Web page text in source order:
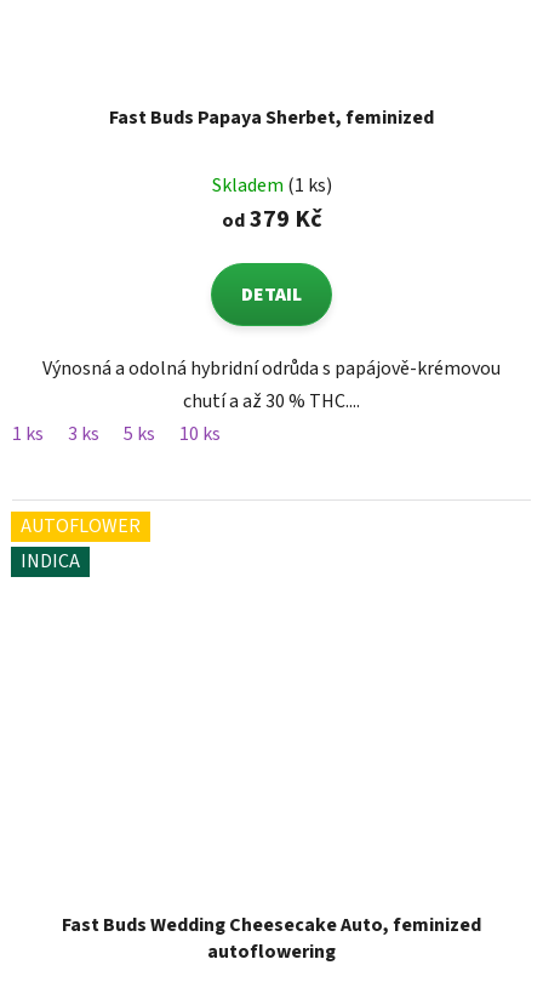
Fast Buds Papaya Sherbet, feminized
Skladem (1 ks)
od379 Kč
DETAIL
Výnosná a odolná hybridní odrůda s papájově-krémovou
chutí a až 30 % THC....
1 ks
3 ks 5 ks 10 ks
AUTOFLOWER
INDICA
Fast Buds Wedding Cheesecake Auto, feminized
autoflowering